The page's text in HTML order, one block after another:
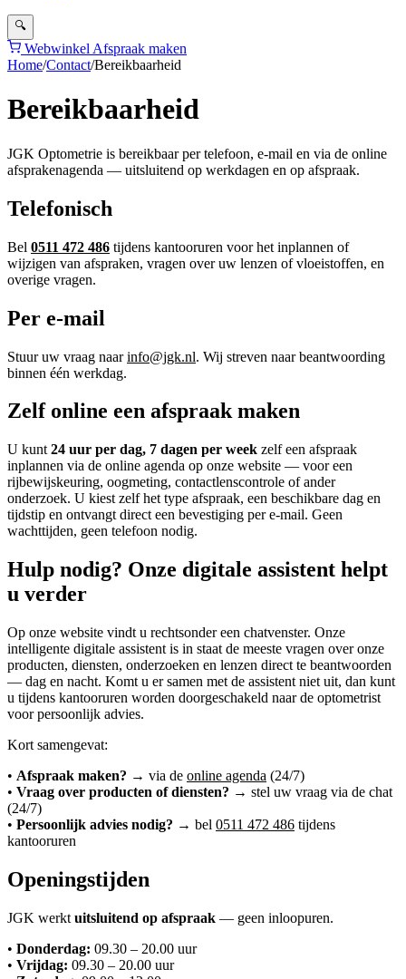
🔍
Webwinkel Afspraak maken
Home/Contact/Bereikbaarheid
Bereikbaarheid
JGK Optometrie is bereikbaar per telefoon, e-mail en via de online
afsprakenagenda — uitsluitend op werkdagen en op afspraak.
Telefonisch
Bel 0511 472 486 tijdens kantooruren voor het inplannen of
wijzigen van afspraken, vragen over uw lenzen of vloeistoffen, en
overige vragen.
Per e-mail
Stuur uw vraag naarinfo@jgk.nl. Wij streven naar beantwoording
binnen één werkdag.
Zelf online een afspraak maken
U kunt 24 uur per dag, 7 dagen per week zelf een afspraak
inplannen via de online agenda op onze website — voor een
rijbewijskeuring, oogmeting, contactlenscontrole of ander
onderzoek. U kiest zelf het type afspraak, een beschikbare dag en
tijdstip en ontvangt direct een bevestiging per e-mail. Geen
wachttijden, geen telefoon nodig.
Hulp nodig? Onze digitale assistent helpt
u verder
Op onze website vindt u rechtsonder een chatvenster. Onze
intelligente digitale assistent is in staat de meeste vragen over onze
producten, diensten, onderzoeken en lenzen direct te beantwoorden
— dag en nacht. Komt u er samen met de assistent niet uit, dan kunt
u tijdens kantooruren worden doorgeschakeld naar de optometrist
voor persoonlijk advies.
Kort samengevat:
• Afspraak maken? → via de online agenda (24/7)
• Vraag over producten of diensten? → stel uw vraag via de chat
(24/7)
• Persoonlijk advies nodig? → bel 0511 472 486 tijdens
kantooruren
Openingstijden
JGK werkt uitsluitend op afspraak — geen inloopuren.
• Donderdag: 09.30 – 20.00 uur
• Vrijdag: 09.30 – 20.00 uur